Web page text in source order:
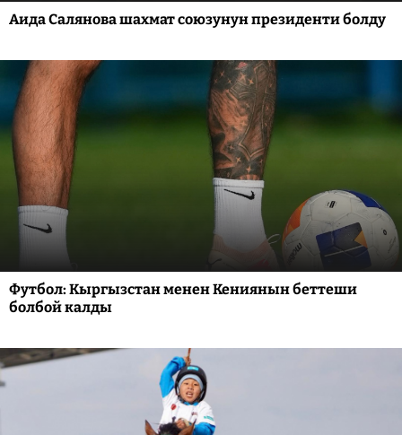
Аида Салянова шахмат союзунун президенти болду
Футбол: Кыргызстан менен Кениянын беттеши
болбой калды